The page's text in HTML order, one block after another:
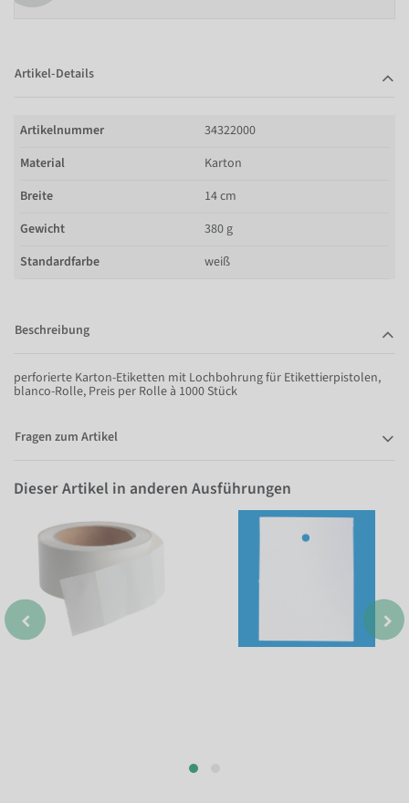
Artikel-Details
Artikelnummer
34322000
Material
Karton
Breite
14 cm
Gewicht
380 g
Standardfarbe
weiß
Beschreibung
perforierte Karton-Etiketten mit Lochbohrung für Etikettierpistolen,
blanco-Rolle, Preis per Rolle à 1000 Stück
Fragen zum Artikel
Dieser Artikel in anderen Ausführungen